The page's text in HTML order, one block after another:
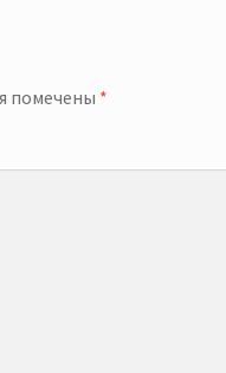
помечены *